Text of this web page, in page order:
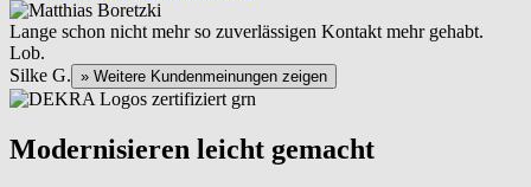
Lange schon nicht mehr so zuverlässigen Kontakt mehr gehabt.
Lob.
Silke G. » Weitere Kundenmeinungen zeigen
Modernisieren leicht gemacht